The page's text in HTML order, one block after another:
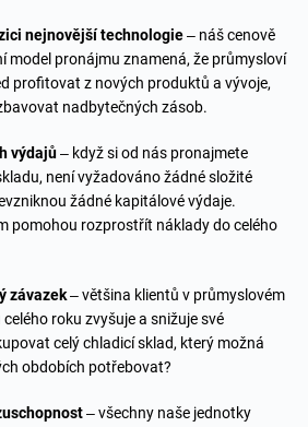
nejnovější technologie– náš cenově
model pronájmu znamená, že průmysloví
profitovat z nových produktů a vývoje,
nadbytečných zásob.
výdajů– když si od nás pronajmete
není vyžadováno žádné složité
žádné kapitálové výdaje.
pomohou rozprostřít náklady do celého
závazek– většina klientů v průmyslovém
roku zvyšuje a snižuje své
celý chladicí sklad, který možná
obdobích potřebovat?
– všechny naše jednotky